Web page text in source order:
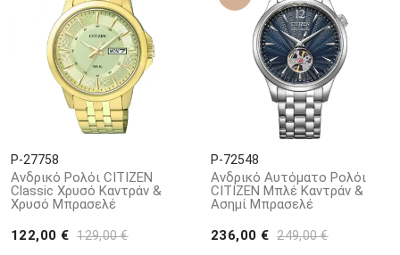
P-27758
Ανδρικό Ρολόι CITIZEN
Classic Χρυσό Καντράν &
Χρυσό Μπρασελέ
122,00 € 129,00 €
P-72548
Ανδρικό Αυτόματο Ρολόι
CITIZEN Μπλέ Καντράν &
Ασημί Μπρασελέ
236,00 € 249,00 €